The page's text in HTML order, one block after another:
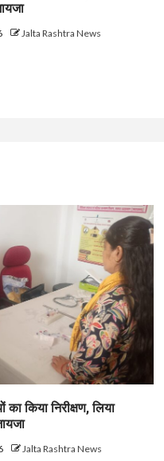
Jalta Rashtra News
का किया निरीक्षण, लिया
Jalta Rashtra News